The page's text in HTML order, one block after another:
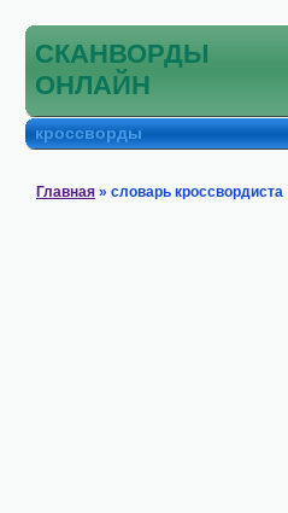
СКАНВОРДЫ
ОНЛАЙН
кроссворды
Главная » словарь кроссвордиста